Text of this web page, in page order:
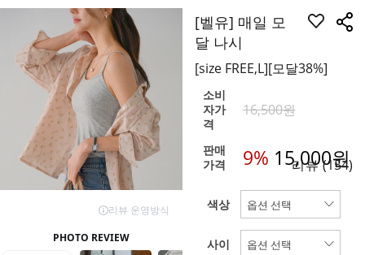
[벨유] 매일 모
달 나시
[size FREE,L][모달38%]
소비
자가
격
16,500원
판매
가격
9% 15,000원
리뷰(154)
색상
사이